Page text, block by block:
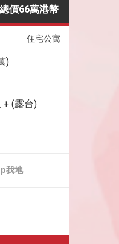
價66萬港幣
住宅公寓
)
+ (露台)
我地